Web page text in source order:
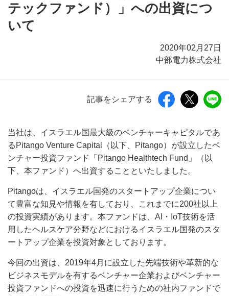
テックファンド）」への出資につ
いて
2020年02月27日
中部電力株式会社
記事をシェアする
当社は、イスラエル国最大級のベンチャーキャピタルであ
るPitango Venture Capital（以下、Pitango）が設立したベ
ンチャー投資ファンド「Pitango Healthtech Fund」（以
下、本ファンド）へ出資することといたしました。
Pitangoは、イスラエル国発のスタートアップ企業につい
て豊富な知見や情報を有しており、これまでに200社以上
の投資実績があります。本ファンドは、AI・IoT技術を活
用したヘルスケア分野などにおけるイスラエル国発のスタ
ートアップ企業を投資対象としております。
今回の出資は、2019年4月に設立した先端技術や革新的な
ビジネスモデルを有するベンチャー企業およびベンチャー
投資ファンドへの投資を迅速に行うための社内ファンドで